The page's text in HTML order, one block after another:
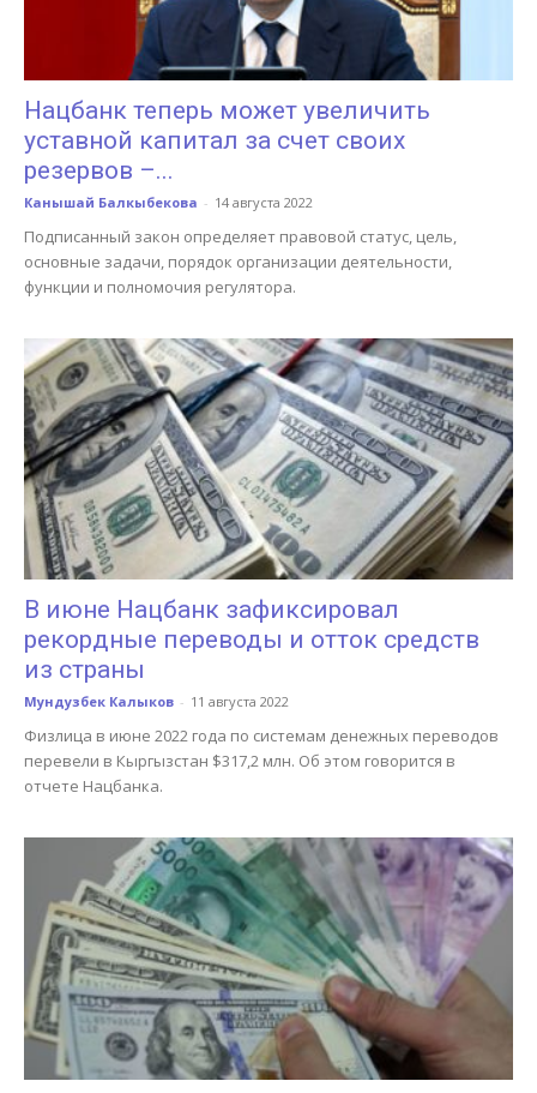
Нацбанк теперь может увеличить
уставной капитал за счет своих
резервов –...
Канышай Балкыбекова - 14 августа 2022
Подписанный закон определяет правовой статус, цель,
основные задачи, порядок организации деятельности,
функции и полномочия регулятора.
В июне Нацбанк зафиксировал
рекордные переводы и отток средств
из страны
Мундузбек Калыков - 11 августа 2022
Физлица в июне 2022 года по системам денежных переводов
перевели в Кыргызстан $317,2 млн. Об этом говорится в
отчете Нацбанка.